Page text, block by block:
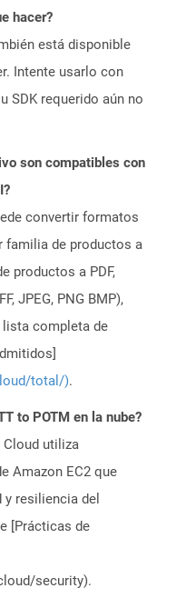
hacer?
está disponible
Intente usarlo con
SDK requerido aún no
son compatibles con
convertir formatos
familia de productos a
productos a PDF,
JPEG, PNG BMP),
lista completa de
total/).
to POTM en la nube?
Cloud utiliza
Amazon EC2 que
y resiliencia del
[Prácticas de
security).